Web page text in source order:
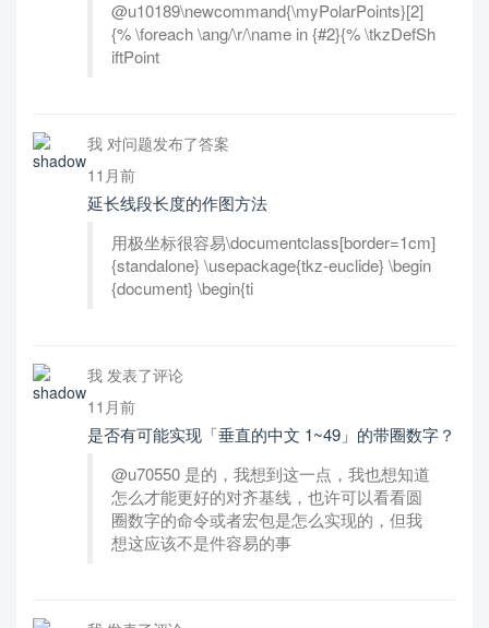
@u10189\newcommand{\myPolarPoints}[2]
{% \foreach \ang/\r/\name in {#2}{% \tkzDefSh
iftPoint
我 对问题发布了答案
11月前
延长线段长度的作图方法
用极坐标很容易\documentclass[border=1cm]
{standalone} \usepackage{tkz-euclide} \begin
{document} \begin{ti
我 发表了评论
11月前
是否有可能实现「垂直的中文 1~49」的带圈数字？
@u70550 是的，我想到这一点，我也想知道
怎么才能更好的对齐基线，也许可以看看圆
圈数字的命令或者宏包是怎么实现的，但我
想这应该不是件容易的事